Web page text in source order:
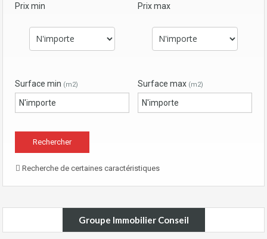
Prix min Prix max
Surface min (m2) Surface max (m2)
Recherche de certaines caractéristiques
Groupe Immobilier Conseil